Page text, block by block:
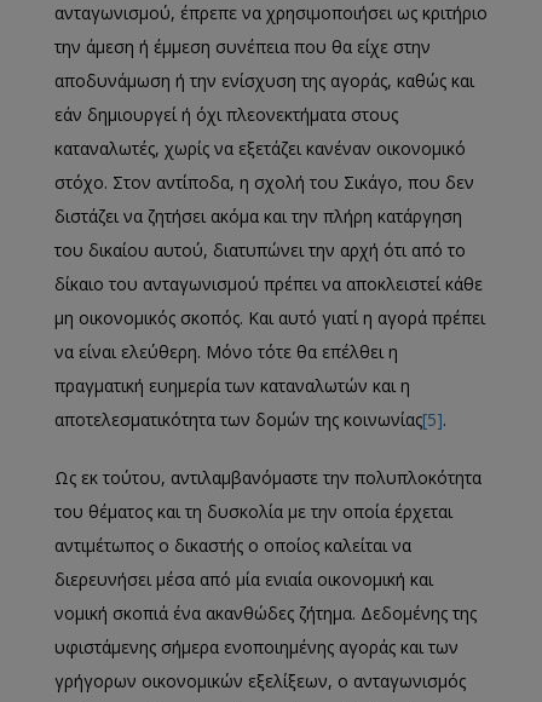
ανταγωνισμού, έπρεπε να χρησιμοποιήσει ως κριτήριο
την άμεση ή έμμεση συνέπεια που θα είχε στην
αποδυνάμωση ή την ενίσχυση της αγοράς, καθώς και
εάν δημιουργεί ή όχι πλεονεκτήματα στους
καταναλωτές, χωρίς να εξετάζει κανέναν οικονομικό
στόχο. Στον αντίποδα, η σχολή του Σικάγο, που δεν
διστάζει να ζητήσει ακόμα και την πλήρη κατάργηση
του δικαίου αυτού, διατυπώνει την αρχή ότι από το
δίκαιο του ανταγωνισμού πρέπει να αποκλειστεί κάθε
μη οικονομικός σκοπός. Και αυτό γιατί η αγορά πρέπει
να είναι ελεύθερη. Μόνο τότε θα επέλθει η
πραγματική ευημερία των καταναλωτών και η
αποτελεσματικότητα των δομών της κοινωνίας[5].
Ως εκ τούτου, αντιλαμβανόμαστε την πολυπλοκότητα
του θέματος και τη δυσκολία με την οποία έρχεται
αντιμέτωπος ο δικαστής ο οποίος καλείται να
διερευνήσει μέσα από μία ενιαία οικονομική και
νομική σκοπιά ένα ακανθώδες ζήτημα. Δεδομένης της
υφιστάμενης σήμερα ενοποιημένης αγοράς και των
γρήγορων οικονομικών εξελίξεων, ο ανταγωνισμός